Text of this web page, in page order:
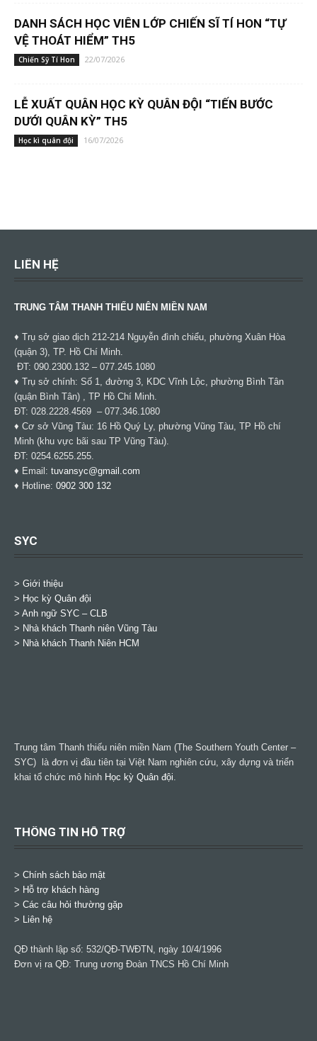
DANH SÁCH HỌC VIÊN LỚP CHIẾN SĨ TÍ HON “TỰ
VỆ THOÁT HIỂM” TH5
Chiến Sỹ Tí Hon 22/07/2026
LỄ XUẤT QUÂN HỌC KỲ QUÂN ĐỘI “TIẾN BƯỚC
DƯỚI QUÂN KỲ” TH5
Học kì quân đội 16/07/2026
LIÊN HỆ
TRUNG TÂM THANH THIẾU NIÊN MIỀN NAM
♦ Trụ sở giao dịch 212-214 Nguyễn đình chiểu, phường Xuân Hòa
(quận 3), TP. Hồ Chí Minh.
ĐT: 090.2300.132 – 077.245.1080
♦ Trụ sở chính: Số 1, đường 3, KDC Vĩnh Lộc, phường Bình Tân
(quận Bình Tân) , TP Hồ Chí Minh.
ĐT: 028.2228.4569 – 077.346.1080
♦ Cơ sở Vũng Tàu: 16 Hồ Quý Ly, phường Vũng Tàu, TP Hồ chí
Minh (khu vực bãi sau TP Vũng Tàu).
ĐT: 0254.6255.255.
♦ Email: tuvansyc@gmail.com
♦ Hotline: 0902 300 132
SYC
> Giới thiệu
> Học kỳ Quân đội
> Anh ngữ SYC – CLB
> Nhà khách Thanh niên Vũng Tàu
> Nhà khách Thanh Niên HCM
Trung tâm Thanh thiếu niên miền Nam (The Southern Youth Center –
SYC) là đơn vị đầu tiên tại Việt Nam nghiên cứu, xây dựng và triển
khai tổ chức mô hình Học kỳ Quân đội.
THÔNG TIN HỖ TRỢ
> Chính sách bảo mật
> Hỗ trợ khách hàng
> Các câu hỏi thường gặp
> Liên hệ
QĐ thành lập số: 532/QĐ-TWĐTN, ngày 10/4/1996
Đơn vị ra QĐ: Trung ương Đoàn TNCS Hồ Chí Minh